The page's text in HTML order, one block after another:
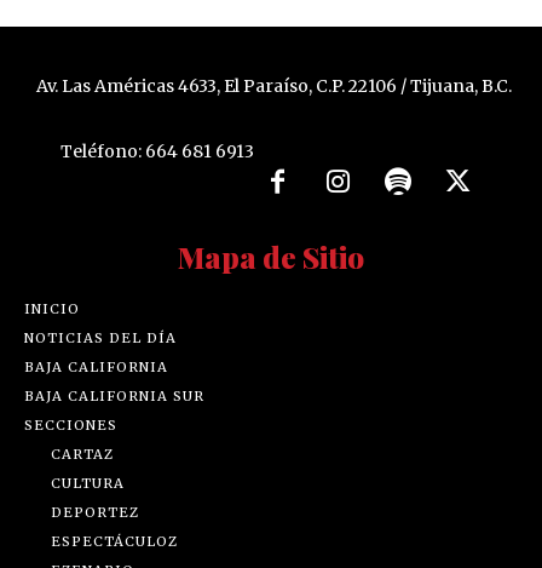
Av. Las Américas 4633, El Paraíso, C.P. 22106 / Tijuana, B.C.
Teléfono: 664 681 6913
Mapa de Sitio
INICIO
NOTICIAS DEL DÍA
BAJA CALIFORNIA
BAJA CALIFORNIA SUR
SECCIONES
CARTAZ
CULTURA
DEPORTEZ
ESPECTÁCULOZ